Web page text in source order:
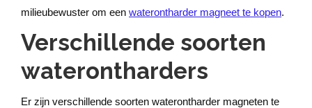
milieubewuster om een waterontharder magneet te kopen.
Verschillende soorten
waterontharders
Er zijn verschillende soorten waterontharder magneten te